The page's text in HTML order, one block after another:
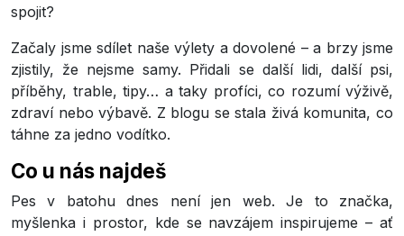
spojit?
Začaly jsme sdílet naše výlety a dovolené – a brzy jsme
zjistily, že nejsme samy. Přidali se další lidi, další psi,
příběhy, trable, tipy… a taky profíci, co rozumí výživě,
zdraví nebo výbavě. Z blogu se stala živá komunita, co
táhne za jedno vodítko.
Co u nás najdeš
Pes v batohu dnes není jen web. Je to značka,
myšlenka i prostor, kde se navzájem inspirujeme – ať